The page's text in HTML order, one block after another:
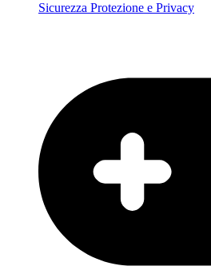
Sicurezza Protezione e Privacy